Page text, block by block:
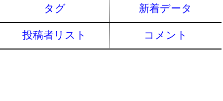
タグ 新着データ
投稿者リスト コメント